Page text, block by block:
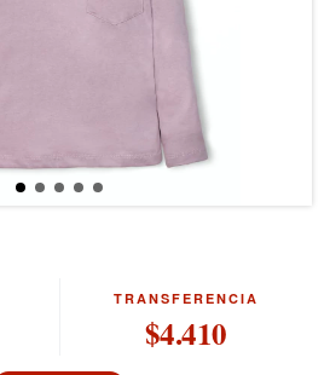
TRANSFERENCIA
$4.410